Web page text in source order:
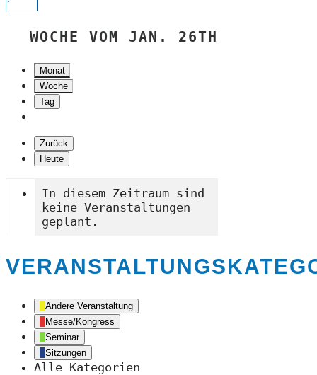
WOCHE VOM JAN. 26TH
Monat
Woche
Tag
Zurück
Heute
In diesem Zeitraum sind
keine Veranstaltungen
geplant.
Andere Veranstaltung
Messe/Kongress
Seminar
Sitzungen
Alle Kategorien